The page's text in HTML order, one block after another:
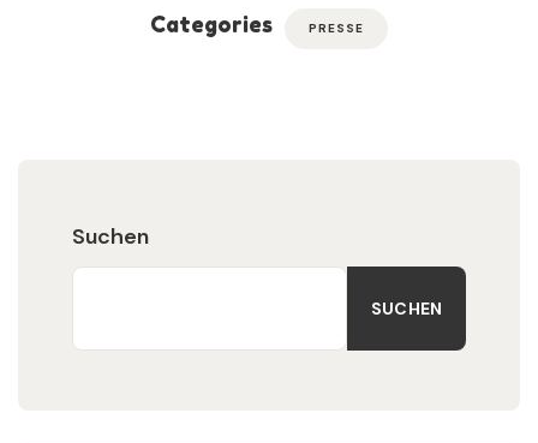
Categories PRESSE
Suchen
SUCHEN